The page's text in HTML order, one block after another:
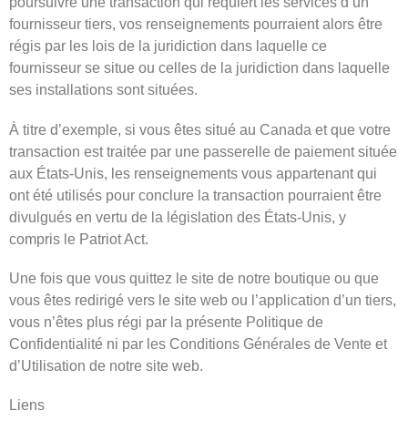
fournisseur tiers, vos renseignements pourraient alors être
régis par les lois de la juridiction dans laquelle ce
fournisseur se situe ou celles de la juridiction dans laquelle
ses installations sont situées.
À titre d’exemple, si vous êtes situé au Canada et que votre
transaction est traitée par une passerelle de paiement située
aux États-Unis, les renseignements vous appartenant qui
ont été utilisés pour conclure la transaction pourraient être
divulgués en vertu de la législation des États-Unis, y
compris le Patriot Act.
Une fois que vous quittez le site de notre boutique ou que
vous êtes redirigé vers le site web ou l’application d’un tiers,
vous n’êtes plus régi par la présente Politique de
Confidentialité ni par les Conditions Générales de Vente et
d’Utilisation de notre site web.
Liens